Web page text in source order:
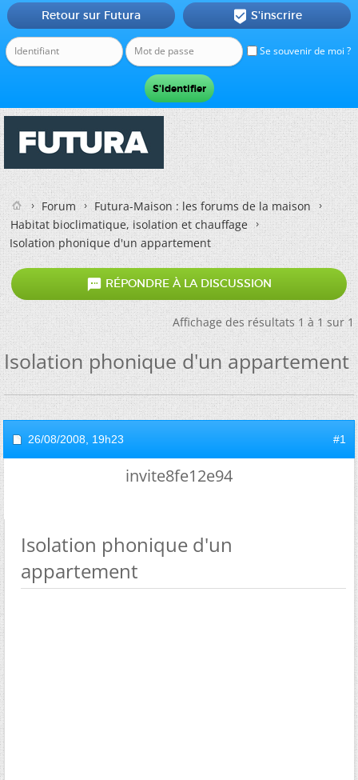
Se souvenir de moi ?
Retour sur Futura  S'inscrire
Forum
Futura-Maison : les forums de la maison
Habitat bioclimatique, isolation et chauffage
Isolation phonique d'un appartement
 RÉPONDRE À LA DISCUSSION
Affichage des résultats 1 à 1 sur 1
Isolation phonique d'un appartement
26/08/2008, 19h23 #1
invite8fe12e94
Isolation phonique d'un
appartement